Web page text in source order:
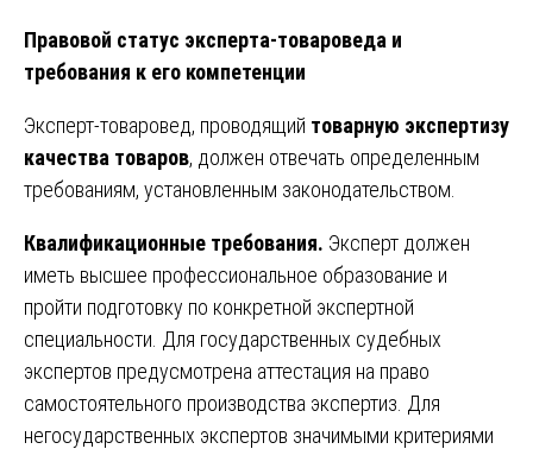
Правовой статус эксперта-товароведа и
требования к его компетенции
Эксперт-товаровед, проводящий товарную экспертизу
качества товаров, должен отвечать определенным
требованиям, установленным законодательством.
Квалификационные требования. Эксперт должен
иметь высшее профессиональное образование и
пройти подготовку по конкретной экспертной
специальности. Для государственных судебных
экспертов предусмотрена аттестация на право
самостоятельного производства экспертиз. Для
негосударственных экспертов значимыми критериями